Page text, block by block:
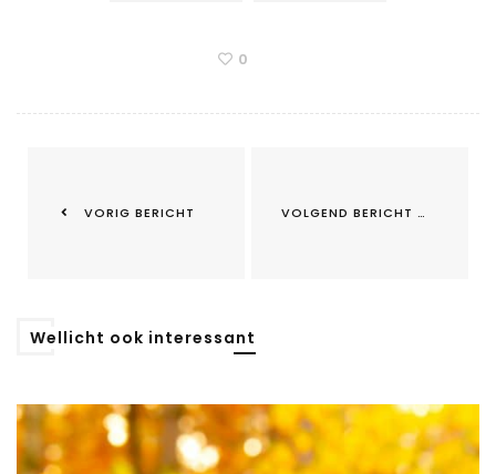
0
VORIG BERICHT VOLGEND BERICHT
Wellicht ook interessant